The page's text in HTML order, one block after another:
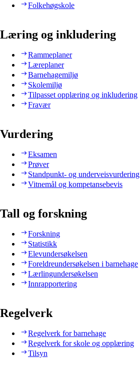
Folkehøgskole
Læring og inkludering
Rammeplaner
Læreplaner
Barnehagemiljø
Skolemiljø
Tilpasset opplæring og inkludering
Fravær
Vurdering
Eksamen
Prøver
Standpunkt- og underveisvurdering
Vitnemål og kompetansebevis
Tall og forskning
Forskning
Statistikk
Elevundersøkelsen
Foreldreundersøkelsen i barnehage
Lærlingundersøkelsen
Innrapportering
Regelverk
Regelverk for barnehage
Regelverk for skole og opplæring
Tilsyn